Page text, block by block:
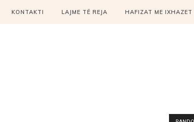
KONTAKTI LAJME TË REJA HAFIZAT ME IXHAZET